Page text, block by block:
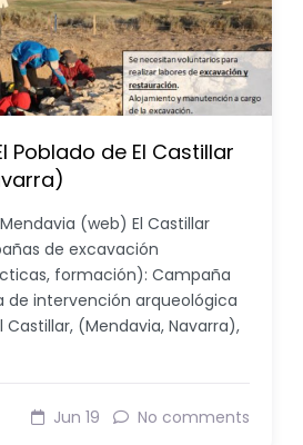
Poblado de El Castillar
(web) El Castillar
de excavación
formación): Campaña
de intervención arqueológica
Castillar, (Mendavia, Navarra),
Jun 19 No comments